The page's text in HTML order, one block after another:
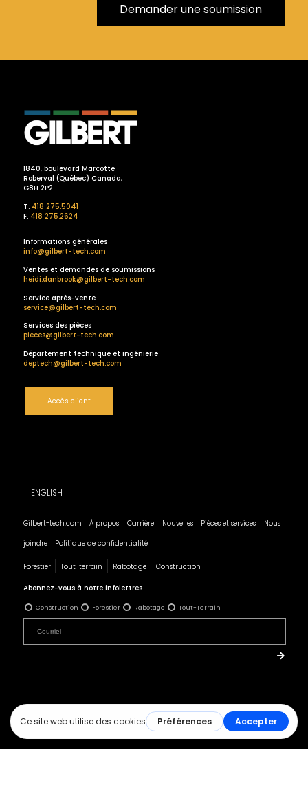
Demander une soumission
1840, boulevard Marcotte
Roberval (Québec) Canada,
G8H 2P2
T. 418 275.5041
F. 418 275.2624
Informations générales
info@gilbert-tech.com
Ventes et demandes de soumissions
heidi.danbrook@gilbert-tech.com
Service après-vente
service@gilbert-tech.com
Services des pièces
pieces@gilbert-tech.com
Département technique et ingénierie
deptech@gilbert-tech.com
Accès client
ENGLISH
Gilbert-tech.com À propos Carrière Nouvelles Pièces et services Nous
joindre Politique de confidentialité
Forestier Tout-terrain Rabotage Construction
Abonnez-vous à notre infolettres
Construction Forestier Rabotage Tout-Terrain
© 2019 Tous droits réservés - Les Produits Gilbert.
Réalisation :
ArsenalWeb.ca